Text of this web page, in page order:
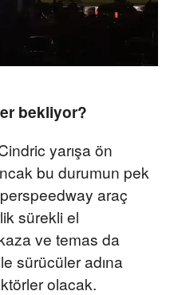
bekliyor?
yarışa ön
bu durumun pek
araç
sürekli el
ve temas da
sürücüler adına
olacak.